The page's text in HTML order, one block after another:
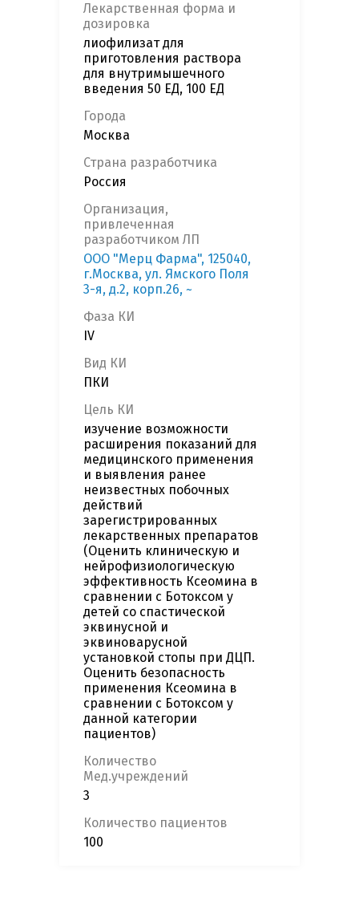
Лекарственная форма и
дозировка
лиофилизат для
приготовления раствора
для внутримышечного
введения 50 ЕД, 100 ЕД
Города
Москва
Страна разработчика
Россия
Организация,
привлеченная
разработчиком ЛП
ООО "Мерц Фарма", 125040,
г.Москва, ул. Ямского Поля
3-я, д.2, корп.26, ~
Фаза КИ
IV
Вид КИ
ПКИ
Цель КИ
изучение возможности
расширения показаний для
медицинского применения
и выявления ранее
неизвестных побочных
действий
зарегистрированных
лекарственных препаратов
(Оценить клиническую и
нейрофизиологическую
эффективность Ксеомина в
сравнении с Ботоксом у
детей со спастической
эквинусной и
эквиноварусной
установкой стопы при ДЦП.
Оценить безопасность
применения Ксеомина в
сравнении с Ботоксом у
данной категории
пациентов)
Количество
Мед.учреждений
3
Количество пациентов
100